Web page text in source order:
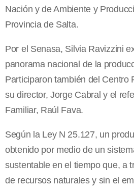
Nación y de Ambiente y
Provincia de Salta.
Por el Senasa, Silvia Ravizzini
panorama nacional de la
Participaron también del Centro
su director, Jorge Cabral y el
Familiar, Raúl Fava.
Según la Ley N 25.127, un
obtenido por medio de un
sustentable en el tiempo que, a
de recursos naturales y sin el